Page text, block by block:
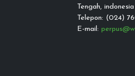
Tengah, indonesia
Telepon: (024)
E-mail: